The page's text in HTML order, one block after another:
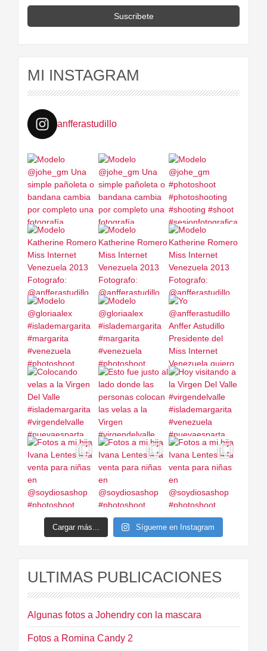
MI INSTAGRAM
anfferastudillo
Cargar más... Sígueme en Instagram
ULTIMAS PUBLICACIONES
Algunas fotos a Johendry con la mascara
Fotos a Romina Candy 2